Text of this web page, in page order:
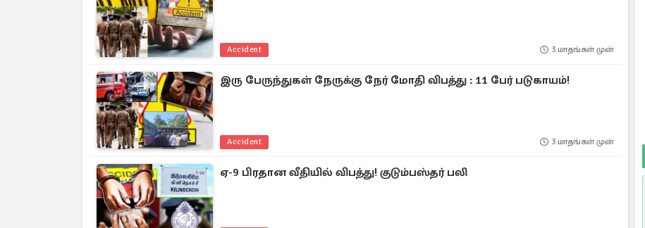
Accident 3 மாதங்கள் முன்
இரு பேருந்துகள் நேருக்கு நேர் மோதி விபத்து : 11 பேர் படுகாயம்!
Accident 3 மாதங்கள் முன்
ஏ-9 பிரதான வீதியில் விபத்து! குடும்பஸ்தர் பலி